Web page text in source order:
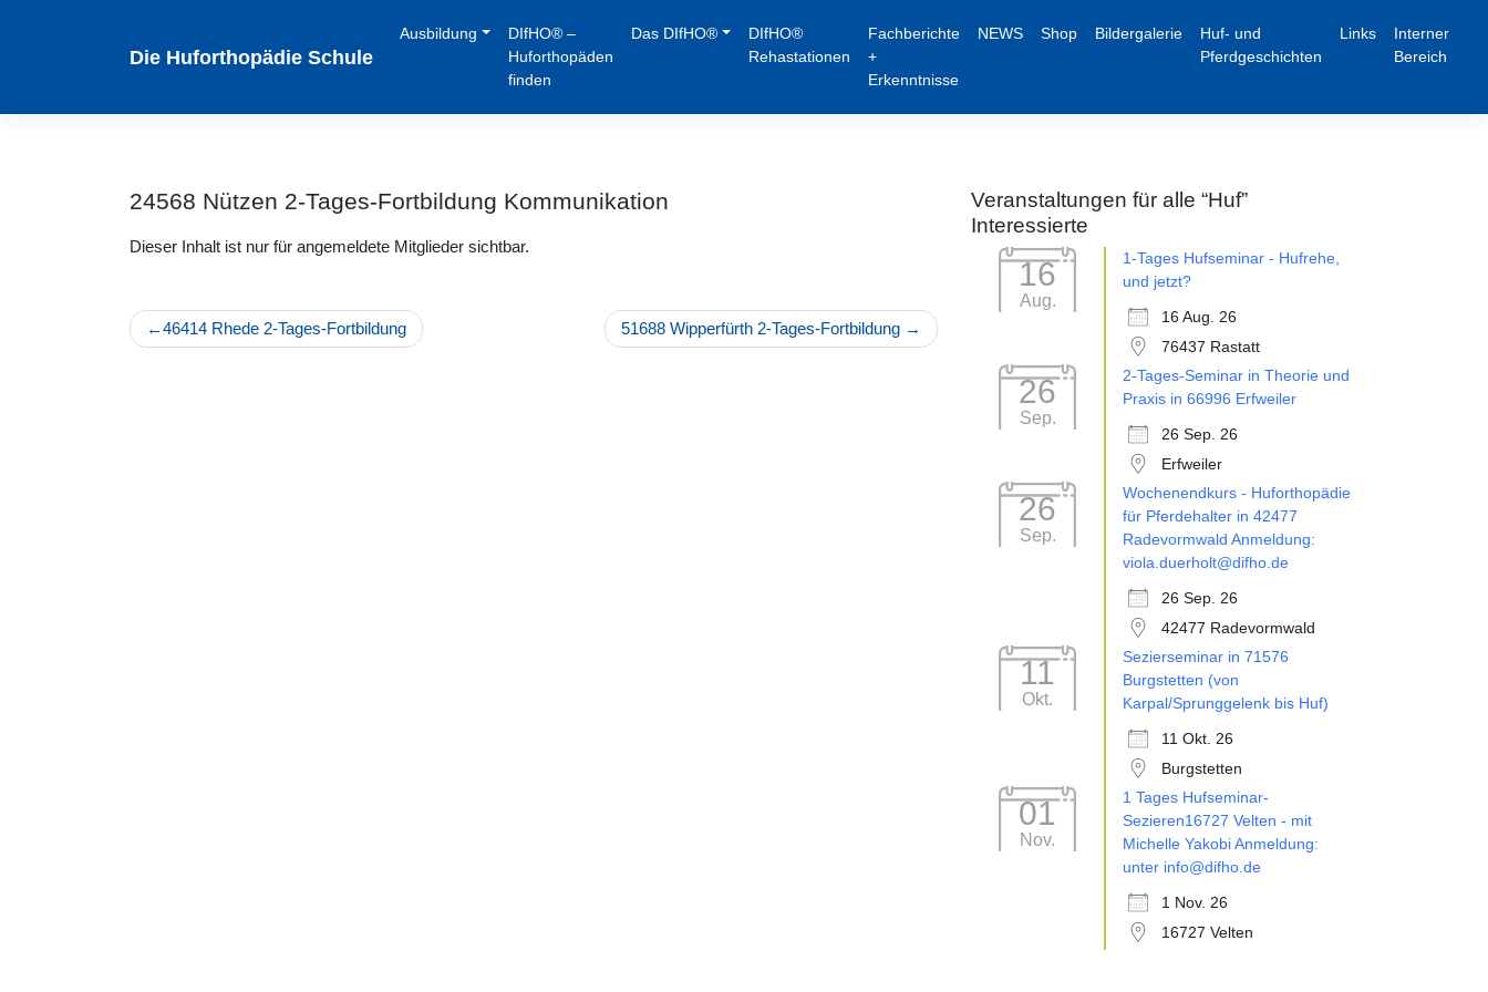
Die Huforthopädie Schule
Ausbildung
DIfHO® –
Huforthopäden
finden
Das DIfHO®
DIfHO®
Rehastationen
Fachberichte
+
Erkenntnisse
NEWS Shop Bildergalerie
Huf- und
Pferdgeschichten
Links
Interner
Bereich
24568 Nützen 2-Tages-Fortbildung Kommunikation
Dieser Inhalt ist nur für angemeldete Mitglieder sichtbar.
Beitragsnavigation
46414 Rhede 2-Tages-Fortbildung 51688 Wipperfürth 2-Tages-Fortbildung
Veranstaltungen für alle “Huf”
Interessierte
16
Aug.
1-Tages Hufseminar - Hufrehe,
und jetzt?
16 Aug. 26
76437 Rastatt
26
Sep.
2-Tages-Seminar in Theorie und
Praxis in 66996 Erfweiler
26 Sep. 26
Erfweiler
26
Sep.
Wochenendkurs - Huforthopädie
für Pferdehalter in 42477
Radevormwald Anmeldung:
viola.duerholt@difho.de
26 Sep. 26
42477 Radevormwald
11
Okt.
Sezierseminar in 71576
Burgstetten (von
Karpal/Sprunggelenk bis Huf)
11 Okt. 26
Burgstetten
01
Nov.
1 Tages Hufseminar-
Sezieren16727 Velten - mit
Michelle Yakobi Anmeldung:
unter info@difho.de
1 Nov. 26
16727 Velten